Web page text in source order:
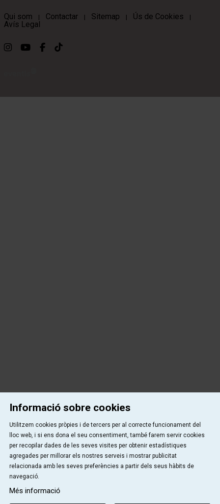
Qui som | Contactar | Sitemap | Ús de Cookies |
Avís Legal
Link a instagram
Link a youtube
Link a facebook
Link a ticktok
Informació sobre cookies
Utilitzem cookies pròpies i de tercers per al correcte funcionament del
lloc web, i si ens dona el seu consentiment, també farem servir cookies
per recopilar dades de les seves visites per obtenir estadístiques
agregades per millorar els nostres serveis i mostrar publicitat
relacionada amb les seves preferències a partir dels seus hàbits de
navegació.
Més informació